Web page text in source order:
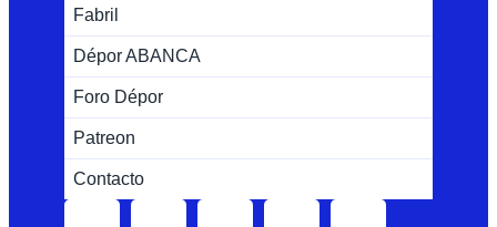
Fabril
Dépor ABANCA
Foro Dépor
Patreon
Contacto